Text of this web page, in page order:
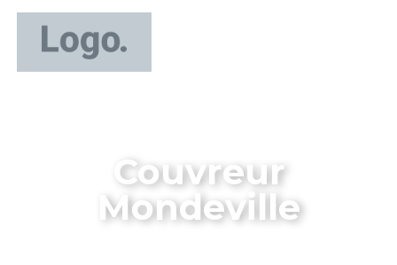
Couvreur
Mondeville